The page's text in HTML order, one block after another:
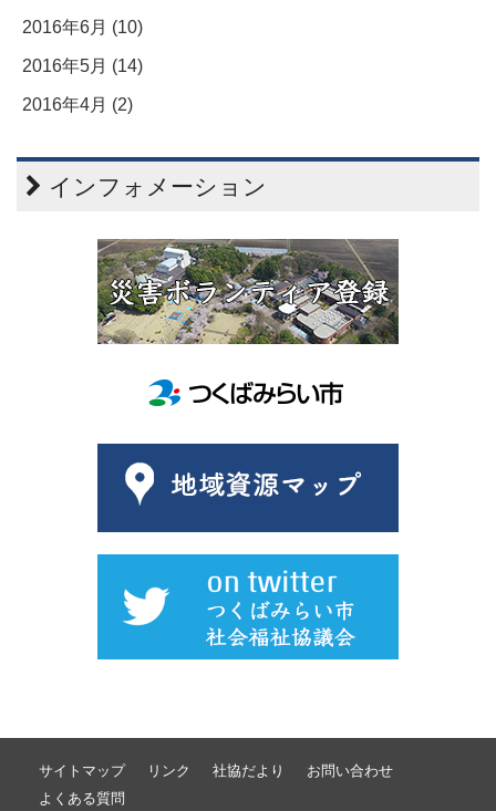
2016年6月 (10)
2016年5月 (14)
2016年4月 (2)
インフォメーション
サイトマップ リンク 社協だより
お問い合わせ
よくある質問